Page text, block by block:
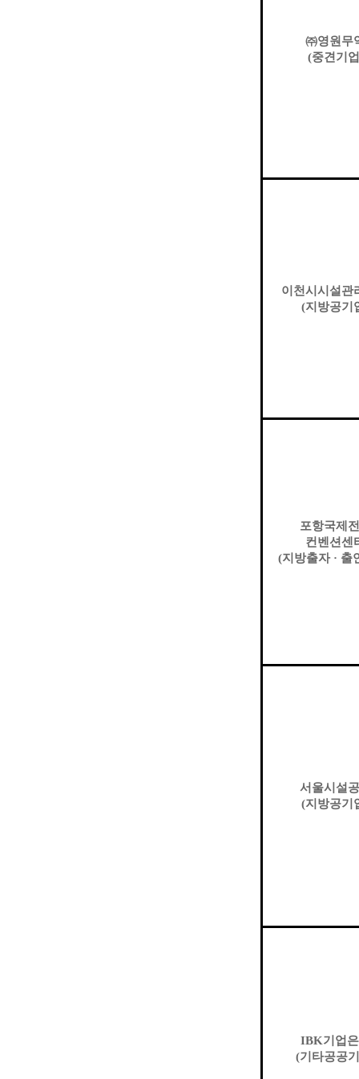
㈜영원무
(중견기업
이천시시설관
(지방공기
포항국제
컨벤션센
(지방출자 · 출
서울시설
(지방공기
IBK기업
(기타공공